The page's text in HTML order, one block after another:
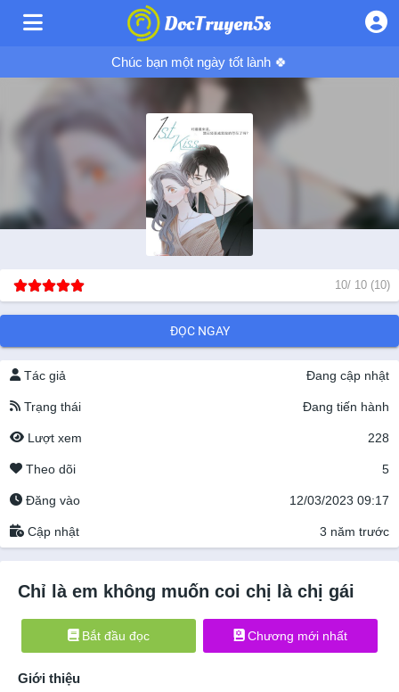
Chúc bạn một ngày tốt lành 🍀
10/ 10 (10)
ĐỌC NGAY
Tác giả Đang cập nhật
Trạng thái Đang tiến hành
Lượt xem 228
Theo dõi 5
Đăng vào 12/03/2023 09:17
Cập nhật 3 năm trước
Chỉ là em không muốn coi chị là chị gái
Bắt đầu đọc Chương mới nhất
Giới thiệu